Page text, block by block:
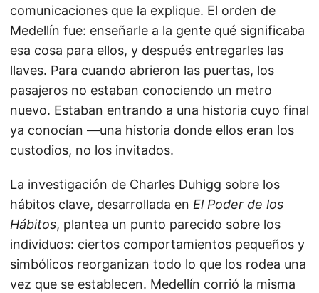
comunicaciones que la explique. El orden de
Medellín fue: enseñarle a la gente qué significaba
esa cosa para ellos, y después entregarles las
llaves. Para cuando abrieron las puertas, los
pasajeros no estaban conociendo un metro
nuevo. Estaban entrando a una historia cuyo final
ya conocían —una historia donde ellos eran los
custodios, no los invitados.
La investigación de Charles Duhigg sobre los
hábitos clave, desarrollada en El Poder de los
Hábitos, plantea un punto parecido sobre los
individuos: ciertos comportamientos pequeños y
simbólicos reorganizan todo lo que los rodea una
vez que se establecen. Medellín corrió la misma